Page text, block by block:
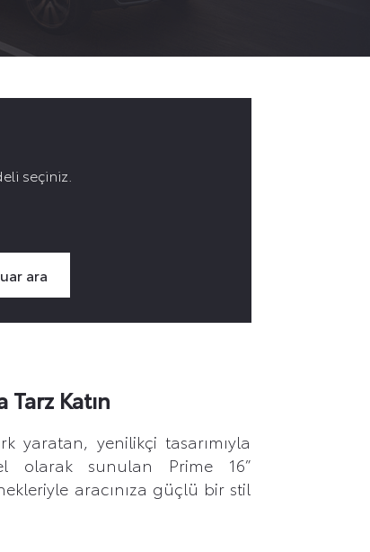
seçiniz.
ara
Tarz Katın
yaratan, yenilikçi tasarımıyla
olarak sunulan Prime 16”
aracınıza güçlü bir stil